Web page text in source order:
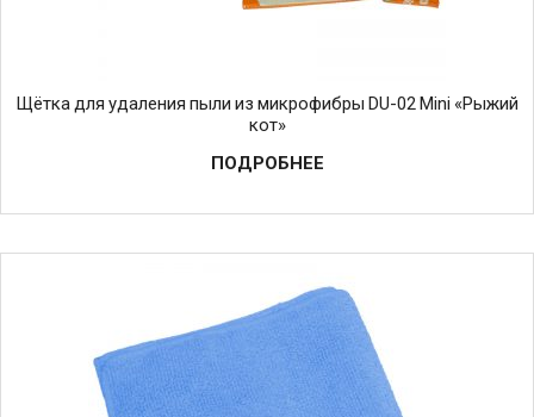
Щётка для удаления пыли из микрофибры DU-02 Mini «Рыжий
кот»
ПОДРОБНЕЕ